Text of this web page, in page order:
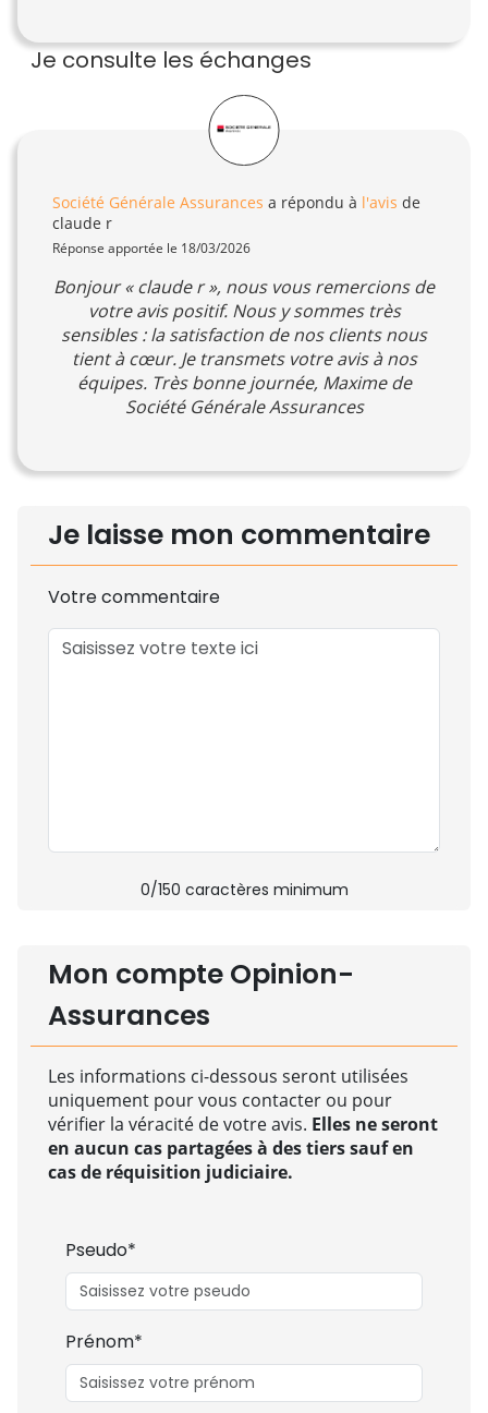
Je consulte les échanges
Société Générale Assurances a répondu à l'avis de
claude r
Réponse apportée le 18/03/2026
Bonjour « claude r », nous vous remercions de
votre avis positif. Nous y sommes très
sensibles : la satisfaction de nos clients nous
tient à cœur. Je transmets votre avis à nos
équipes. Très bonne journée, Maxime de
Société Générale Assurances
Je laisse mon commentaire
Votre commentaire
0/150 caractères minimum
Mon compte Opinion-
Assurances
Les informations ci-dessous seront utilisées
uniquement pour vous contacter ou pour
vérifier la véracité de votre avis. Elles ne seront
en aucun cas partagées à des tiers sauf en
cas de réquisition judiciaire.
Pseudo*
Prénom*